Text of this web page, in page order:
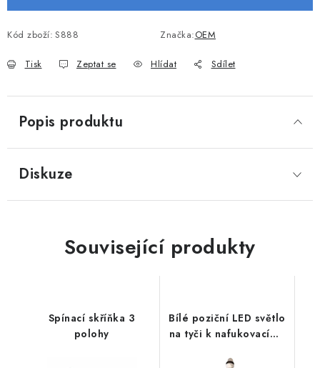
ZNAČKY
Doprava a platba
Kód zboží: S888 Značka:OEM
Tisk Zeptat se Hlídat Sdílet
Popis produktu
Diskuze
Související produkty
Spínací skříňka 3
polohy
Bílé poziční LED světlo
na tyči k nafukovacímu